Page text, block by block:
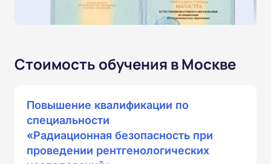
Стоимость обучения в Москве
Повышение квалификации по
специальности
«Радиационная безопасность при
проведении рентгенологических